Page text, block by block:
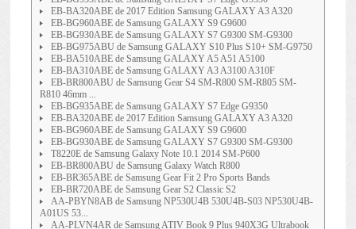
EB-BA320ABE de 2017 Edition Samsung GALAXY A3 A320
EB-BG960ABE de Samsung GALAXY S9 G9600
EB-BG930ABE de Samsung GALAXY S7 G9300 SM-G9300
EB-BG975ABU de Samsung GALAXY S10 Plus S10+ SM-G9750
EB-BA510ABE de Samsung GALAXY A5 A51 A5100
EB-BA310ABE de Samsung GALAXY A3 A3100 A310F
EB-BR800ABU de Samsung Gear S4 SM-R800 SM-R805 SM-
R810 46mm ...
EB-BG935ABE de Samsung GALAXY S7 Edge G9350
EB-BA320ABE de 2017 Edition Samsung GALAXY A3 A320
EB-BG960ABE de Samsung GALAXY S9 G9600
EB-BG930ABE de Samsung GALAXY S7 G9300 SM-G9300
T8220E de Samsung Galaxy Note 10.1 2014 SM-P600
EB-BR800ABU de Samsung Galaxy Watch R800
EB-BR365ABE de Samsung Gear Fit 2 Pro Sports Bands
EB-BR720ABE de Samsung Gear S2 Classic S2
AA-PBYN8AB de Samsung NP530U4B 530U4B-S03 NP530U4B-
A01US 53...
AA-PLVN4AR de Samsung ATIV Book 9 Plus 940X3G Ultrabook